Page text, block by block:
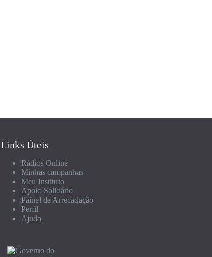
Links Úteis
Rádios Online
Minhas campanhas
Meu Instituto
Apoio Solidário
Painel de Arrecadação
Perfil
Ajuda